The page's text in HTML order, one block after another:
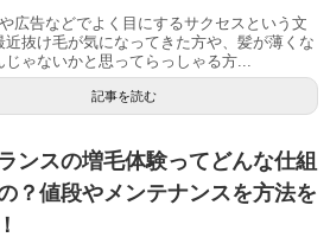
広告などでよく目にするサクセスという文
近抜け毛が気になってきた方や、髪が薄くな
じゃないかと思ってらっしゃる方...
記事を読む
ンスの増毛体験ってどんな仕組
？値段やメンテナンスを方法を